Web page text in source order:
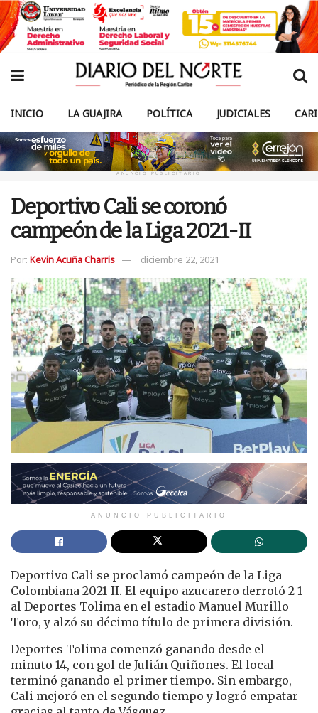
INICIO LA GUAJIRA POLÍTICA JUDICIALES
ANUNCIO PUBLICITARIO
Deportivo Cali se coronó
campeón de la Liga 2021-II
Por: Kevin Acuña Charris diciembre 22, 2021
ANUNCIO PUBLICITARIO
Deportivo Cali se proclamó campeón de la Liga
Colombiana 2021-II. El equipo azucarero derrotó 2-1
al Deportes Tolima en el estadio Manuel Murillo
Toro, y alzó su décimo título de primera división.
Deportes Tolima comenzó ganando desde el
minuto 14, con gol de Julián Quiñones. El local
terminó ganando el primer tiempo. Sin embargo,
Cali mejoró en el segundo tiempo y logró empatar